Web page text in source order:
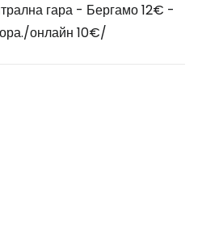
гара - Бергамо 12€ -
онлайн 10€/